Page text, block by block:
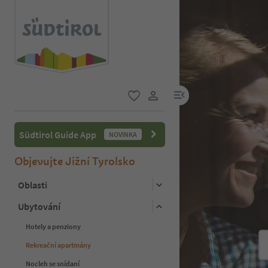
uživatelský odkaz
odkaz na menu
Südtirol Guide App NOVINKA
Objevujte Jižní Tyrolsko
Oblasti
Ubytování
Hotely a penziony
Rekreační apartmány
Nocleh se snídaní